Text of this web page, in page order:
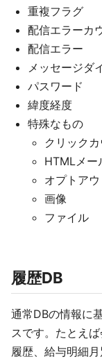
重複フラグ
配信エラーカ
配信エラー
メッセージダ
パスワード
緯度経度
特殊なもの
クリックカ
HTMLメー
オプトアウ
画像
ファイル
履歴DB
通常DBの情報に
スです。たとえ
履歴、給与明細